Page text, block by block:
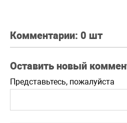
Комментарии: 0 шт
Оставить новый
Представьтесь, пожалуйста